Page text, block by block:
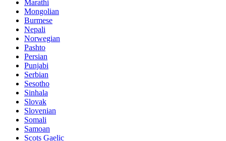
Marathi
Mongolian
Burmese
Nepali
Norwegian
Pashto
Persian
Punjabi
Serbian
Sesotho
Sinhala
Slovak
Slovenian
Somali
Samoan
Scots Gaelic